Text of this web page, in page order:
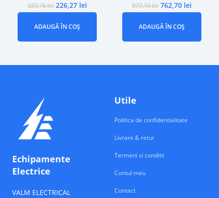
329,76lei 226,27 lei
ADAUGĂ ÎN COȘ
877,10lei 762,70 lei
ADAUGĂ ÎN COȘ
Echipamente
Electrice
VALM ELECTRICAL
Utile
Politica de confidentialitate
Livrare & retur
Termeni si conditii
Contul meu
Contact